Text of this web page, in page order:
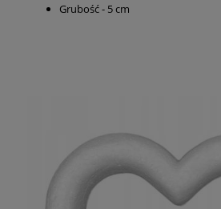
Grubość - 5 cm